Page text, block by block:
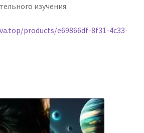
изучения.
products/e69866df-8f31-4c33-